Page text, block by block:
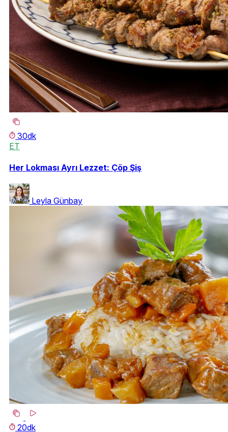
30dk
ET
Her Lokması Ayrı Lezzet: Çöp Şiş
Leyla Günbay
20dk